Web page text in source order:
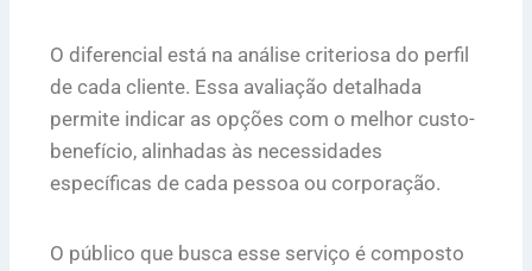
O diferencial está na análise criteriosa do perfil
de cada cliente. Essa avaliação detalhada
permite indicar as opções com o melhor custo-
benefício, alinhadas às necessidades
específicas de cada pessoa ou corporação.
O público que busca esse serviço é composto